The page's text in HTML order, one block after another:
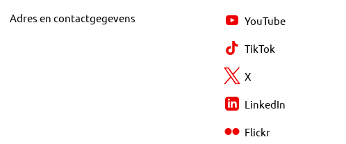
Adres en contactgegevens YouTube
TikTok
X
LinkedIn
Flickr